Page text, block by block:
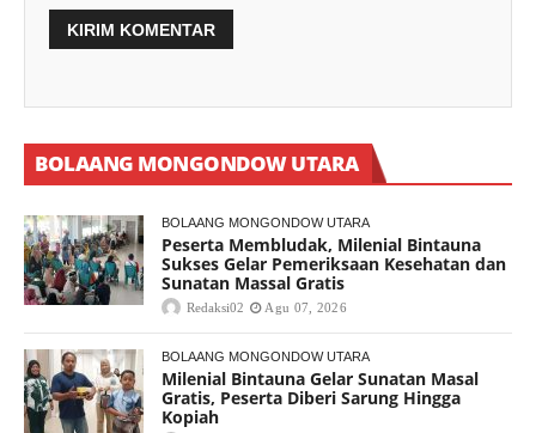
BOLAANG MONGONDOW UTARA
BOLAANG MONGONDOW UTARA
Peserta Membludak, Milenial Bintauna
Sukses Gelar Pemeriksaan Kesehatan dan
Sunatan Massal Gratis
Redaksi02 Agu 07, 2026
BOLAANG MONGONDOW UTARA
Milenial Bintauna Gelar Sunatan Masal
Gratis, Peserta Diberi Sarung Hingga
Kopiah